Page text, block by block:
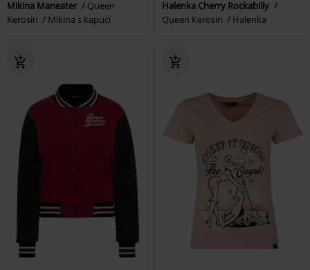
Mikina Maneater
Queen
Kerosin
Mikina s kapucí
Halenka Cherry Rockabilly
Queen Kerosin
Halenka